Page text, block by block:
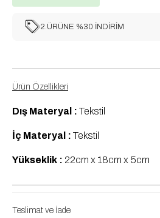
2.ÜRÜNE %30 İNDİRİM
Ürün Özellikleri
Dış Materyal : Tekstil
İç Materyal : Tekstil
Yükseklik : 22cm x 18cm x 5cm
Teslimat ve İade